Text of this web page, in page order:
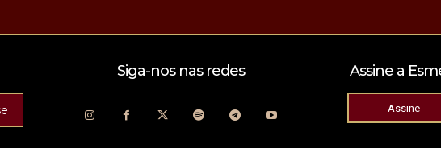
Siga-nos nas redes Assine a
Assine